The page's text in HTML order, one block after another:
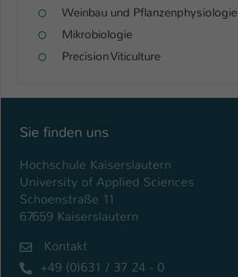
Weinbau und Pflanzenphysiologie
Mikrobiologie
Precision Viticulture
Sie finden uns
Hochschule Kaiserslautern
University of Applied Sciences
Schoenstraße 11
67659 Kaiserslautern
Kontakt
+49 (0)631 / 37 24 - 0